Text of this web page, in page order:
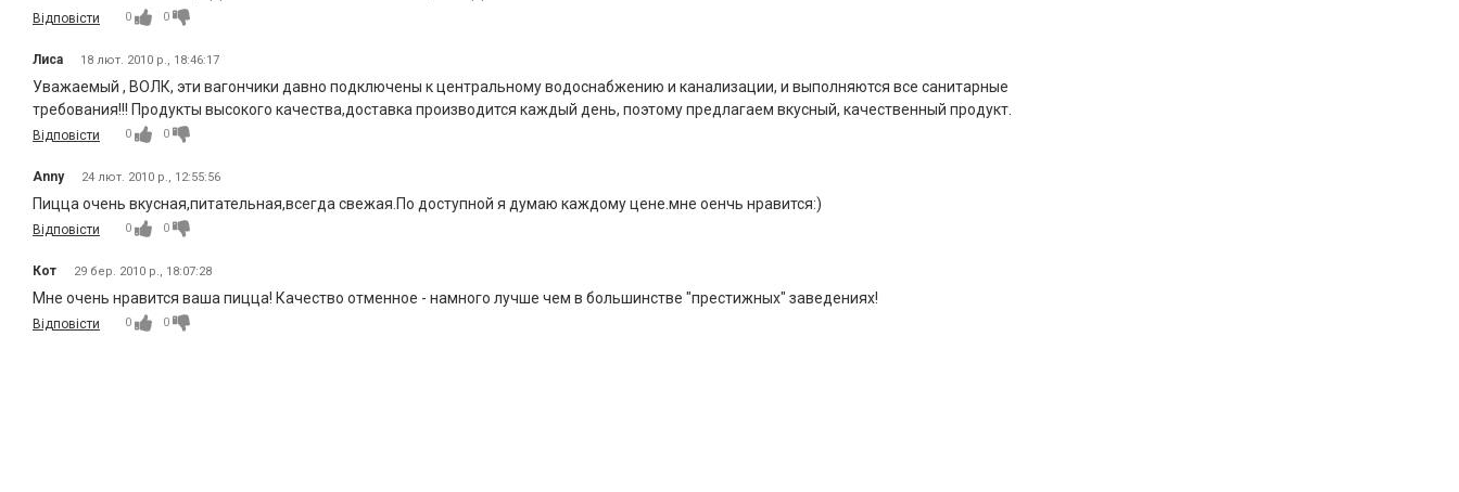
Відповісти 0 0
Лиса 18 лют. 2010 р., 18:46:17
Уважаемый , ВОЛК, эти вагончики давно подключены к центральному водоснабжению и канализации, и выполняются все санитарные
требования!!! Продукты высокого качества,доставка производится каждый день, поэтому предлагаем вкусный, качественный продукт.
Відповісти 0 0
Anny 24 лют. 2010 р., 12:55:56
Пицца очень вкусная,питательная,всегда свежая.По доступной я думаю каждому цене.мне оенчь нравится:)
Відповісти 0 0
Кот 29 бер. 2010 р., 18:07:28
Мне очень нравится ваша пицца! Качество отменное - намного лучше чем в большинстве "престижных" заведениях!
Відповісти 0 0